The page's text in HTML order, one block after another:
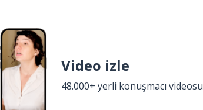
Video izle
48.000+ yerli konuşmacı videosu